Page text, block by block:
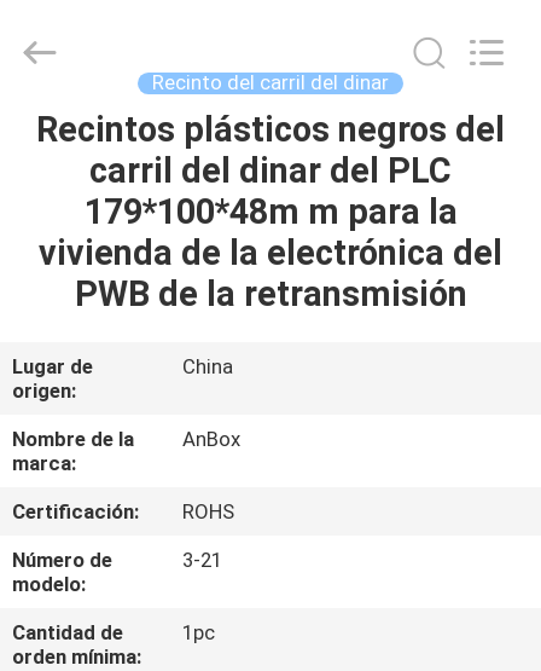
HOGAR
PRODUCTOS
SOBRE
VIAJE
DE
LA
FÁBRICA
CONTROL
DE
Electric
Reserved.
Recinto del carril del dinar
Recintos plásticos negros del
carril del dinar del PLC
179*100*48m m para la
vivienda de la electrónica del
PWB de la retransmisión
Lugar de
origen:
China
Nombre de la
marca:
AnBox
Certificación:
ROHS
Número de
modelo:
3-21
Cantidad de
orden mínima:
1pc